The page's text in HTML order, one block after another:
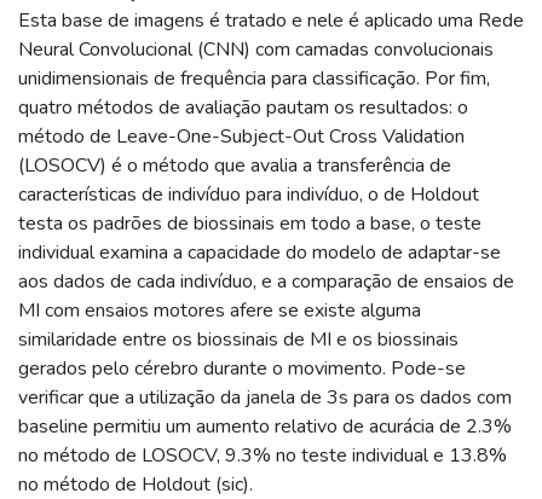
Esta base de imagens é tratado e nele é aplicado uma Rede
Neural Convolucional (CNN) com camadas convolucionais
unidimensionais de frequência para classificação. Por fim,
quatro métodos de avaliação pautam os resultados: o
método de Leave-One-Subject-Out Cross Validation
(LOSOCV) é o método que avalia a transferência de
características de indivíduo para indivíduo, o de Holdout
testa os padrões de biossinais em todo a base, o teste
individual examina a capacidade do modelo de adaptar-se
aos dados de cada indivíduo, e a comparação de ensaios de
MI com ensaios motores afere se existe alguma
similaridade entre os biossinais de MI e os biossinais
gerados pelo cérebro durante o movimento. Pode-se
verificar que a utilização da janela de 3s para os dados com
baseline permitiu um aumento relativo de acurácia de 2.3%
no método de LOSOCV, 9.3% no teste individual e 13.8%
no método de Holdout (sic).